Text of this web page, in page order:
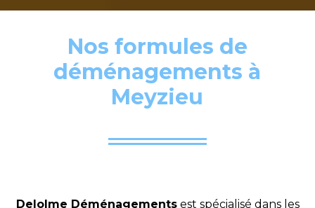
Nos formules de
déménagements à
Meyzieu
Delolme Déménagementsest spécialisé dans les